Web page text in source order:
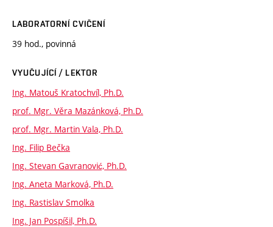
LABORATORNÍ CVIČENÍ
39 hod., povinná
VYUČUJÍCÍ / LEKTOR
Ing. Matouš Kratochvíl, Ph.D.
prof. Mgr. Věra Mazánková, Ph.D.
prof. Mgr. Martin Vala, Ph.D.
Ing. Filip Bečka
Ing. Stevan Gavranović, Ph.D.
Ing. Aneta Marková, Ph.D.
Ing. Rastislav Smolka
Ing. Jan Pospíšil, Ph.D.